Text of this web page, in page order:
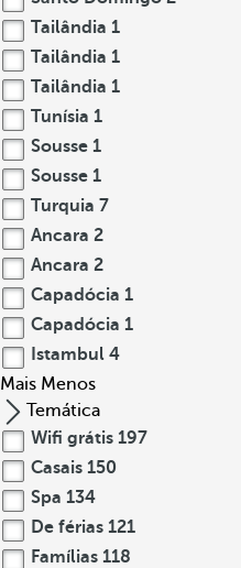
Tailândia 1
Tailândia 1
Tailândia 1
Tunísia 1
Sousse 1
Sousse 1
Turquia 7
Ancara 2
Ancara 2
Capadócia 1
Capadócia 1
Istambul 4
Mais Menos
Temática
Wifi grátis 197
Casais 150
Spa 134
De férias 121
Famílias 118